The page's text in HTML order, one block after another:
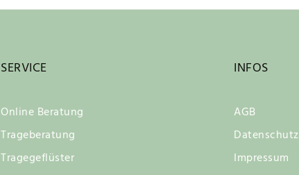
SERVICE
Online Beratung
Trageberatung
Tragegeflüster
INFOS
AGB
Datenschutz
Impressum